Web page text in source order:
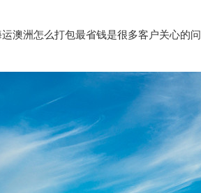
澳洲怎么打包最省钱是很多客户关心的问